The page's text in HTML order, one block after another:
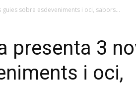
sobre esdeveniments i oci, sabors...
presenta 3
i oci,